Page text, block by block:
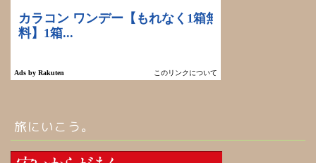
旅にいこう。